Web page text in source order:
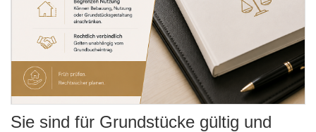
Sie sind für Grundstücke gültig und